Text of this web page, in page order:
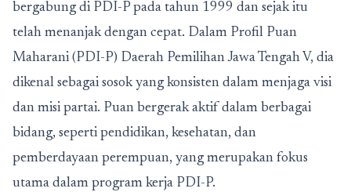
bergabung di PDI-P pada tahun 1999 dan sejak itu
telah menanjak dengan cepat. Dalam Profil Puan
Maharani (PDI-P) Daerah Pemilihan Jawa Tengah V, dia
dikenal sebagai sosok yang konsisten dalam menjaga visi
dan misi partai. Puan bergerak aktif dalam berbagai
bidang, seperti pendidikan, kesehatan, dan
pemberdayaan perempuan, yang merupakan fokus
utama dalam program kerja PDI-P.